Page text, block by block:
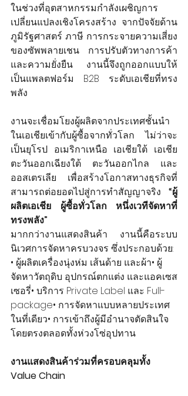
ในช่วงที่อุตสาหกรรมกำลังเผชิญการ
เปลี่ยนแปลงเชิงโครงสร้าง จากปัจจัยด้าน
ภูมิรัฐศาสตร์ ภาษี การกระจายความเสี่ยง
ของซัพพลายเชน การปรับตัวทางการค้า
และความยั่งยืน งานนี้จึงถูกออกแบบให้
เป็นแพลตฟอร์ม B2B ระดับเอเชียที่ทรง
พลัง
งานจะเชื่อมโยงผู้ผลิตจากประเทศชั้นนำ
ในเอเชียเข้ากับผู้ซื้อจากทั่วโลก ไม่ว่าจะ
เป็นยุโรป อเมริกาเหนือ เอเชียใต้ เอเชีย
ตะวันออกเฉียงใต้ ตะวันออกไกล และ
ออสเตรเลีย เพื่อสร้างโอกาสทางธุรกิจที่
สามารถต่อยอดไปสู่การทำสัญญาจริง “ผู้
ผลิตเอเชีย ผู้ซื้อทั่วโลก หนึ่งเวทีจัดหาที่
ทรงพลัง”
มากกว่างานแสดงสินค้า งานนี้คือระบบ
นิเวศการจัดหาครบวงจร ซึ่งประกอบด้วย:
• ผู้ผลิตเครื่องนุ่งห่ม เส้นด้าย และผ้า• ผู้
จัดหาวัตถุดิบ อุปกรณ์ตกแต่ง และแอคเซส
เซอรี่• บริการ Private Label และ Full-
package• การจัดหาแบบหลายประเทศ
ในที่เดียว• การเข้าถึงผู้มีอำนาจตัดสินใจ
โดยตรงตลอดทั้งห่วงโซ่อุปทาน
งานแสดงสินค้าร่วมที่ครอบคลุมทั้ง
Value Chain